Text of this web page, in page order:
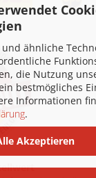
ähnliche
die Nutzung
bestmögliches
Informationen
.
Akzeptieren